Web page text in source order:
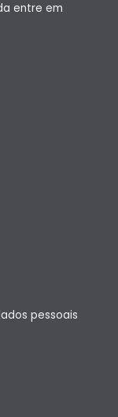
entre em
pessoais